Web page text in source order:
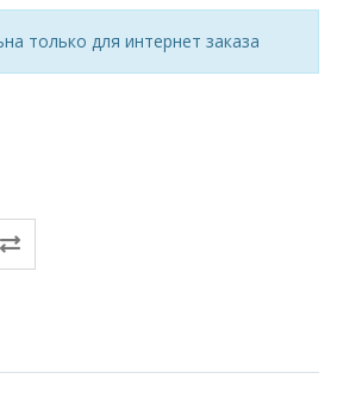
только для интернет заказа